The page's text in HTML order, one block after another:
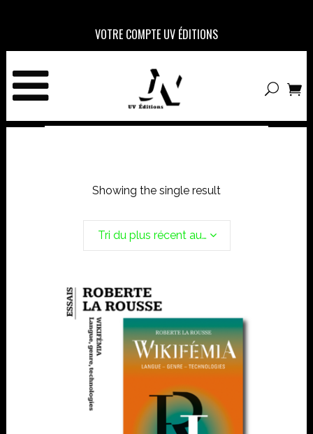
VOTRE COMPTE UV ÉDITIONS
Showing the single result
Tri du plus récent au plus ancien